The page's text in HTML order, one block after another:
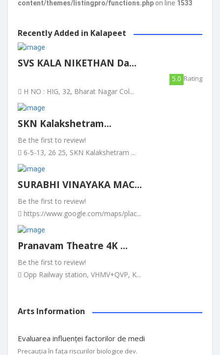
content/themes/listingpro/functions.php on line 1533
Recently Added in Kalapeet
SVS KALA NIKETHAN Da...
5.0 Rating
H NO : HIG, 32, Bharat Nagar Col...
SKN Kalakshetram...
Be the first to review!
6-5-13, 26 25, SKN Kalakshetram ...
SURABHI VINAYAKA MAC...
Be the first to review!
https://www.google.com/maps/plac...
Pranavam Theatre 4K ...
Be the first to review!
Opp Railway station, VHMV+QVP, K...
Arts Information
Evaluarea influenței factorilor de medi
Precauția în fața riscurilor biologice dev.